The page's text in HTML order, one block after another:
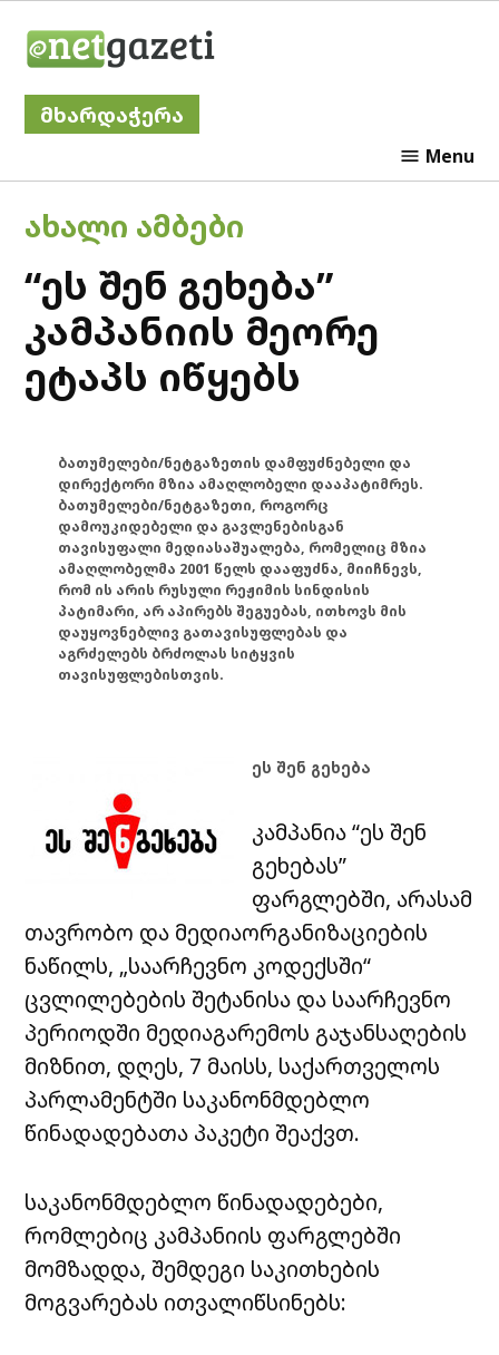
მხარდაჭერა
Menu
POSTED
ᲐᲮᲐᲚᲘ ᲐᲛᲑᲔᲑᲘ
“ეს შენ გეხება”
კამპანიის მეორე
ეტაპს იწყებს
ბათუმელები/ნეტგაზეთის დამფუძნებელი და
დირექტორი მზია ამაღლობელი დააპატიმრეს.
ბათუმელები/ნეტგაზეთი, როგორც
დამოუკიდებელი და გავლენებისგან
თავისუფალი მედიასაშუალება, რომელიც მზია
ამაღლობელმა 2001 წელს დააფუძნა, მიიჩნევს,
რომ ის არის რუსული რეჟიმის სინდისის
პატიმარი, არ აპირებს შეგუებას, ითხოვს მის
დაუყოვნებლივ გათავისუფლებას და
აგრძელებს ბრძოლას სიტყვის
თავისუფლებისთვის.
ეს შენ გეხება
კამპანია “ეს შენ
გეხებას”
ფარგლებში, არასამ
თავრობო და მედიაორგანიზაციების
ნაწილს, „საარჩევნო კოდექსში“
ცვლილებების შეტანისა და საარჩევნო
პერიოდში მედიაგარემოს გაჯანსაღების
მიზნით, დღეს, 7 მაისს, საქართველოს
პარლამენტში საკანონმდებლო
წინადადებათა პაკეტი შეაქვთ.
საკანონმდებლო წინადადებები,
რომლებიც კამპანიის ფარგლებში
მომზადდა, შემდეგი საკითხების
მოგვარებას ითვალიწსინებს: